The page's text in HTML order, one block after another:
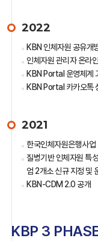
2022
KBN 인체자원 공유개
인체자원 관리자 온라
KBN Portal 운영체계
KBN Portal 카카오톡
2021
한국인체자원은행사
질병기반 인체자원 특
엄 2개소 신규 지정 및
KBN-CDM 2.0 공개
KBP 3